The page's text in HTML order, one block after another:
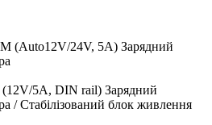
(Auto12V/24V, 5A) Зарядний
5A, DIN rail) Зарядний
/ Стабілізований блок живлення